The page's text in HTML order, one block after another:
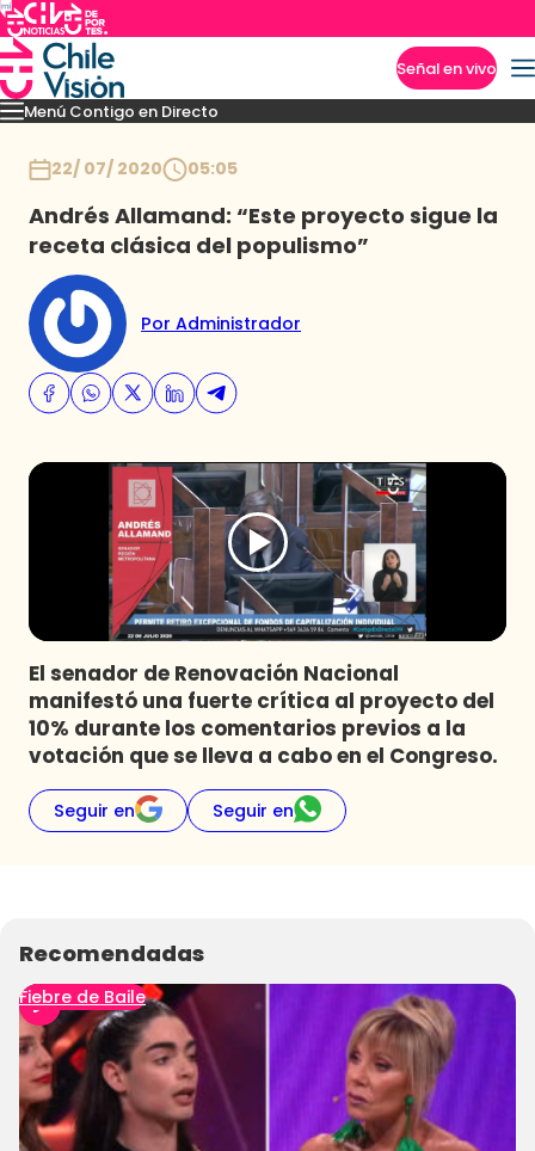
Señal en vivo
Menú Contigo en Directo
Momentos Novedades
22/ 07/ 2020 05:05
Andrés Allamand: “Este proyecto sigue la
receta clásica del populismo”
Por Administrador
El senador de Renovación Nacional
manifestó una fuerte crítica al proyecto del
10% durante los comentarios previos a la
votación que se lleva a cabo en el Congreso.
Seguir en Seguir en
Recomendadas
Fiebre de Baile
Imperdibles
Programas
Club De La Comedia
Contigo en Directo
Plan Perfecto
El Tiempo
Sabingo
Todos Los Programas